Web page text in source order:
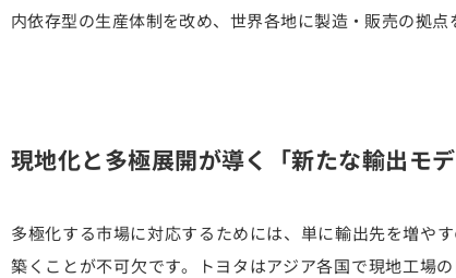
内依存型の生産体制を改め、世界各地に製造・販売の拠点
現地化と多極展開が導く「新たな輸出モデ
多極化する市場に対応するためには、単に輸出先を増や
築くことが不可欠です。トヨタはアジア各国で現地工場